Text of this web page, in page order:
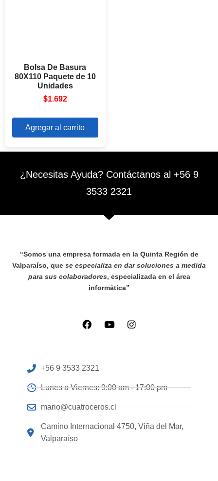
Bolsa De Basura
80X110 Paquete de 10
Unidades
$1.692
Agregar al carrito
¿Necesitas Ayuda? Contáctanos al +56 9
3533 2321
“Somos una empresa formada en la Quinta Región de
Valparaíso, que se especializa en dar soluciones a medida
para sus colaboradores, especializada en el área
informática”
+56 9 3533 2321
Lunes a Viernes: 9:00 am - 17:00 pm
mario@cuatroceros.cl
Camino Internacional 4750, Viña del Mar,
Valparaíso